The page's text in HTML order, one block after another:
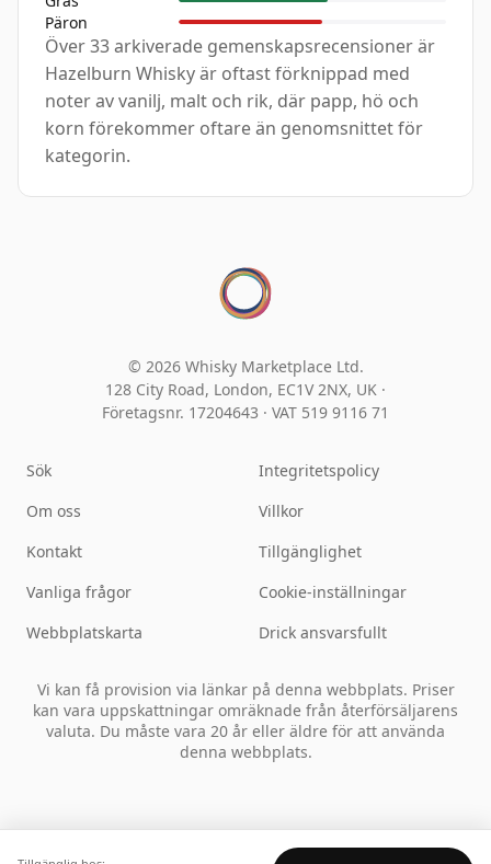
Päron
Över 33 arkiverade gemenskapsrecensioner är
Hazelburn Whisky är oftast förknippad med
noter av vanilj, malt och rik, där papp, hö och
korn förekommer oftare än genomsnittet för
kategorin.
© 2026 Whisky Marketplace Ltd.
128 City Road, London, EC1V 2NX, UK ·
Företagsnr. 17204643 · VAT 519 9116 71
Sök
Om oss
Kontakt
Vanliga frågor
Webbplatskarta
Integritetspolicy
Villkor
Tillgänglighet
Cookie-inställningar
Drick ansvarsfullt
Vi kan få provision via länkar på denna webbplats. Priser
kan vara uppskattningar omräknade från återförsäljarens
valuta. Du måste vara 20 år eller äldre för att använda
denna webbplats.